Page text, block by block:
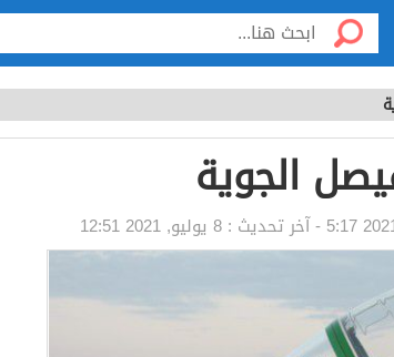
الجوية
- آخر تحديث : 8 يوليو, 2021 12:51